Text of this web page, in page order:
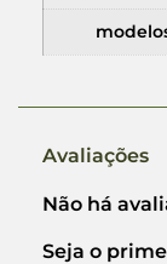
Avaliações
Não há
Seja o